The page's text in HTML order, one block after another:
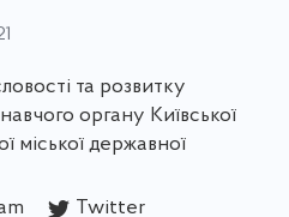
та розвитку
органу Київської
міської державної
Twitter